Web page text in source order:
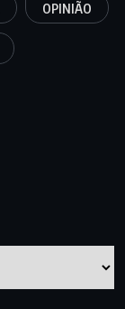
OPINIÃO